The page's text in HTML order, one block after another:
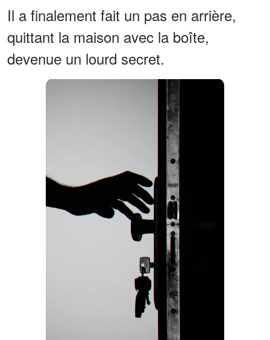
Il a finalement fait un pas en arrière,
quittant la maison avec la boîte,
devenue un lourd secret.